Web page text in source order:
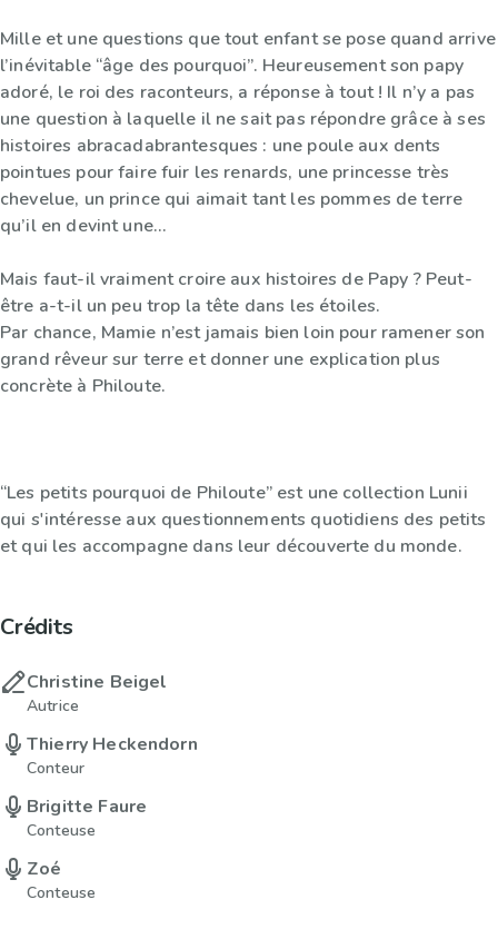
Mille et une questions que tout enfant se pose quand arrive
l’inévitable “âge des pourquoi”. Heureusement son papy
adoré, le roi des raconteurs, a réponse à tout ! Il n’y a pas
une question à laquelle il ne sait pas répondre grâce à ses
histoires abracadabrantesques : une poule aux dents
pointues pour faire fuir les renards, une princesse très
chevelue, un prince qui aimait tant les pommes de terre
qu’il en devint une…
Mais faut-il vraiment croire aux histoires de Papy ? Peut-
être a-t-il un peu trop la tête dans les étoiles.
Par chance, Mamie n’est jamais bien loin pour ramener son
grand rêveur sur terre et donner une explication plus
concrète à Philoute.
“Les petits pourquoi de Philoute” est une collection Lunii
qui s'intéresse aux questionnements quotidiens des petits
et qui les accompagne dans leur découverte du monde.
Crédits
Christine Beigel
Autrice
Thierry Heckendorn
Conteur
Brigitte Faure
Conteuse
Zoé
Conteuse